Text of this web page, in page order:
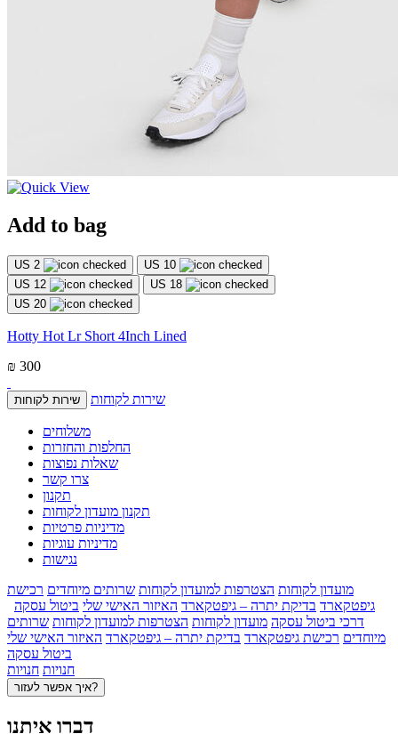
Add to bag
US 2
US 10
US 12
US 18
US 20
Hotty Hot Lr Short 4Inch Lined
₪ 300
שירות לקוחות שירות לקוחות
משלוחים
החלפות והחזרות
שאלות נפוצות
צרו קשר
תקנון
תקנון מועדון לקוחות
מדיניות פרטיות
מדיניות עוגיות
נגישות
מועדון לקוחות הצטרפות למועדון לקוחות שרותים מיוחדים רכישת
גיפטקארד בדיקת יתרה – גיפטקארד האיזור האישי שלי ביטול עסקה
דרכי ביטול עסקה מועדון לקוחות הצטרפות למועדון לקוחות שרותים
מיוחדים רכישת גיפטקארד בדיקת יתרה – גיפטקארד האיזור האישי שלי
ביטול עסקה
חנויות חנויות
איך אפשר לעזור?
דברו איתנו